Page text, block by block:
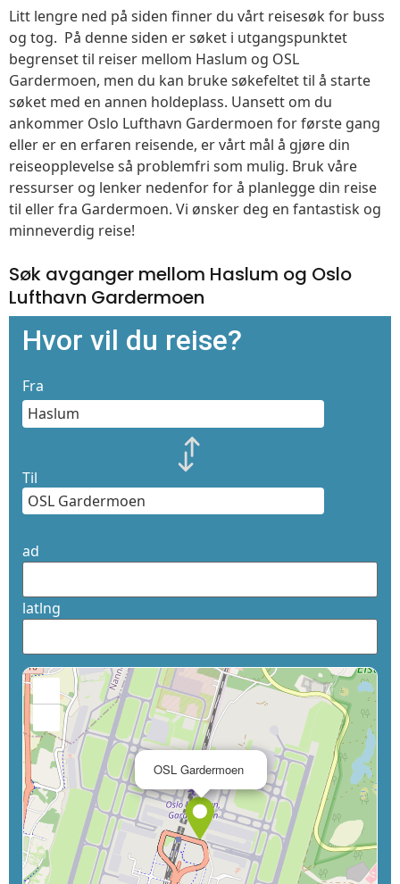
Litt lengre ned på siden finner du vårt reisesøk for buss
og tog. På denne siden er søket i utgangspunktet
begrenset til reiser mellom Haslum og OSL
Gardermoen, men du kan bruke søkefeltet til å starte
søket med en annen holdeplass. Uansett om du
ankommer Oslo Lufthavn Gardermoen for første gang
eller er en erfaren reisende, er vårt mål å gjøre din
reiseopplevelse så problemfri som mulig. Bruk våre
ressurser og lenker nedenfor for å planlegge din reise
til eller fra Gardermoen. Vi ønsker deg en fantastisk og
minneverdig reise!
Søk avganger mellom Haslum og Oslo
Lufthavn Gardermoen
Hvor vil du reise?
Fra
Til
ad
latlng
OSL Gardermoen